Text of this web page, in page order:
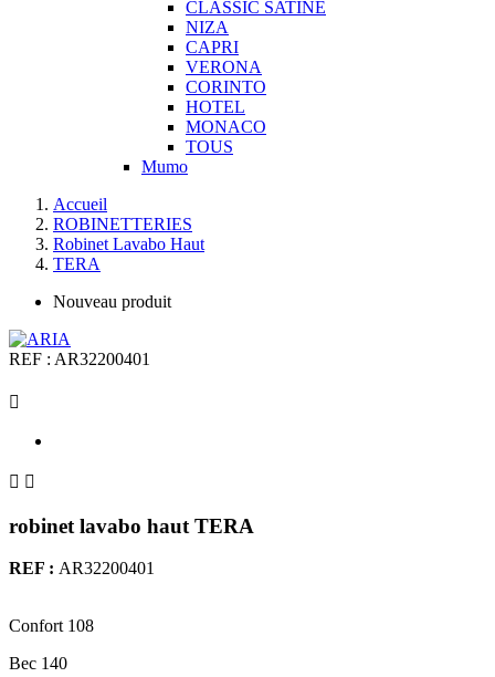
CLASSIC SATINE
NIZA
CAPRI
VERONA
CORINTO
HOTEL
MONACO
TOUS
Mumo
Accueil
ROBINETTERIES
Robinet Lavabo Haut
TERA
Nouveau produit
REF : AR32200401

 
robinet lavabo haut TERA
REF : AR32200401
Confort 108
Bec 140